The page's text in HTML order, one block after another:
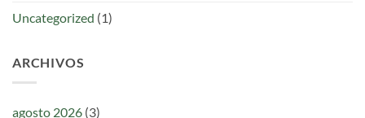
Uncategorized (1)
ARCHIVOS
agosto 2026 (3)